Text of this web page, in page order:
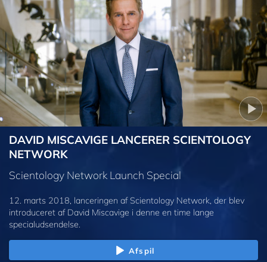
DAVID MISCAVIGE LANCERER SCIENTOLOGY
NETWORK
Scientology Network Launch Special
12. marts 2018, lanceringen af Scientology Network, der blev
introduceret af David Miscavige i denne en time lange
specialudsendelse.
Afspil